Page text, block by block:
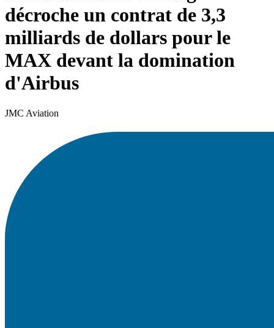
décroche un contrat de 3,3
milliards de dollars pour le
MAX devant la domination
d'Airbus
JMC Aviation